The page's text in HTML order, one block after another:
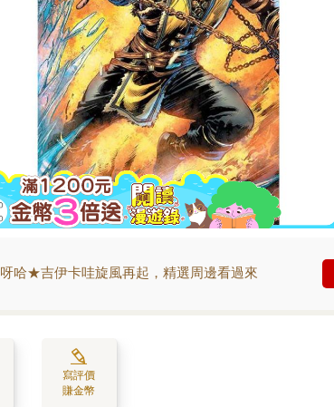
呀哈★吉伊卡哇旋風再起，精選周邊看過來
寫評價
賺金幣